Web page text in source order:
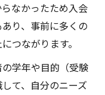
なかったため入会
り、事前に多くの
つながります。
学年や目的（受験
て、自分のニーズ